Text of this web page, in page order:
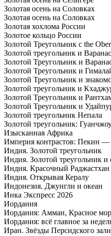
Золотая осень на Соловках
Золотая осень на Соловках
Золотая хохлома России
Золотое кольцо России
Золотой Треугольник c the
Золотой треугольник и
Золотой Треугольник и
Золотой Треугольник и
Золотой Треугольник и
Золотой треугольник и
Золотой Треугольник и
Золотой Треугольник и
Золотой треугольник Непала
Золотой треугольник:
Изысканная Африка
Империя контрастов: Пекин
Индия. Золотой треугольник
Индия. Золотой треугольник и
Индия. Красочный Раджастхан
Индия. Открывая Кералу
Индонезия. Джунгли и океан
Инка Экспресс 2026
Иордания
Иордания: Амман, Красное
Иордания: всё главное за
Иран. Звёзды Персидского